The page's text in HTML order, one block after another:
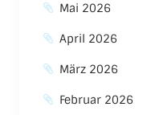
Mai 2026
April 2026
März 2026
Februar 2026